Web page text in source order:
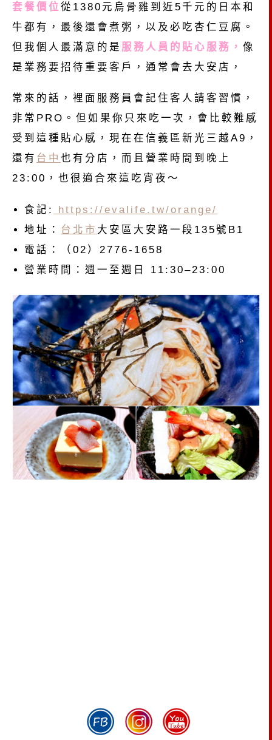
套餐價位 從1380元烏骨雞到近5千元的日本和
牛都有，最後還會煮粥，以及必吃杏仁豆腐。
但我個人最滿意的是 服務人員的貼心服務， 像
是業務要招待重要客戶，通常會去大安店，
常來的話，裡面服務員會記住客人請客習慣，
非常PRO。但如果你只來吃一次，會比較難感
受到這種貼心感，現在在信義區新光三越A9，
還有 台中 也有分店，而且營業時間到晚上
23:00，也很適合來這吃宵夜～
食記:
https://evalife.tw/orange/
地址： 台北市 大安區大安路一段135號B1
電話：（02）2776-1658
營業時間：週一至週日 11:30–23:00